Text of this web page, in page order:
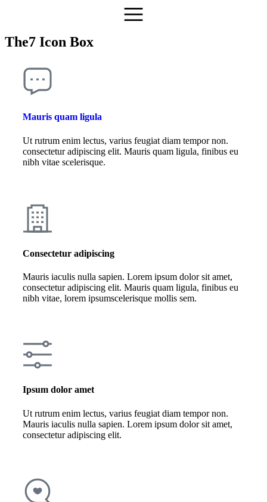
The7 Icon Box
Mauris quam ligula
Ut rutrum enim lectus, varius feugiat diam tempor non.
consectetur adipiscing elit. Mauris quam ligula, finibus eu
nibh vitae scelerisque.
Consectetur adipiscing
Mauris iaculis nulla sapien. Lorem ipsum dolor sit amet,
consectetur adipiscing elit. Mauris quam ligula, finibus eu
nibh vitae, lorem ipsumscelerisque mollis sem.
Ipsum dolor amet
Ut rutrum enim lectus, varius feugiat diam tempor non.
Mauris iaculis nulla sapien. Lorem ipsum dolor sit amet,
consectetur adipiscing elit.